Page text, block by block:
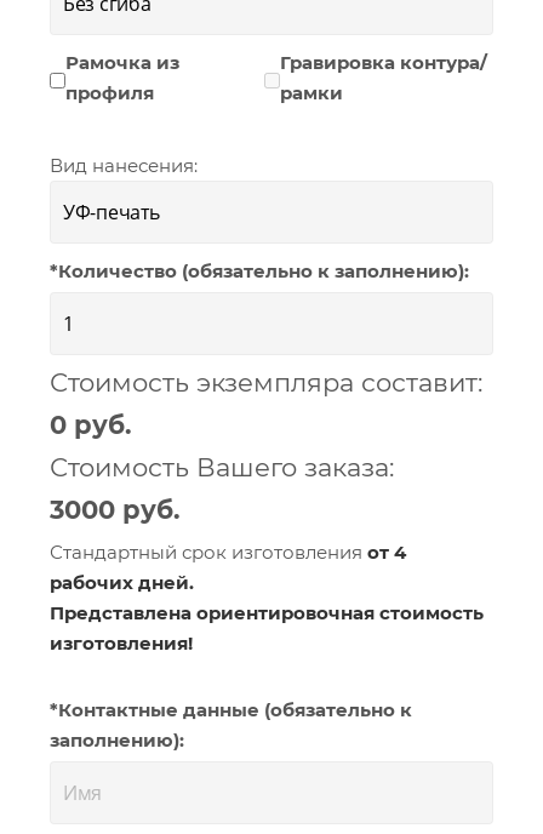
Рамочка из
профиля
Гравировка контура/
рамки
Вид нанесения:
*Количество (обязательно к заполнению):
Стоимость экземпляра составит:
0
Стоимость Вашего заказа:
3000
Стандартный срок изготовления от 4
рабочих дней.
Представлена ориентировочная стоимость
изготовления!
*Контактные данные (обязательно к
заполнению):